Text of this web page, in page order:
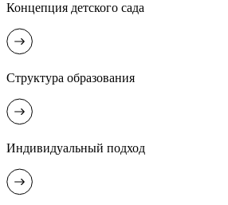
Концепция детского сада
Структура образования
Индивидуальный подход